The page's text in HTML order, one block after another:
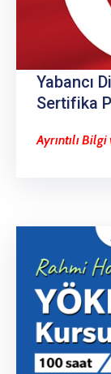
Yabancı
Sertifika
Ayrıntılı Bilgi